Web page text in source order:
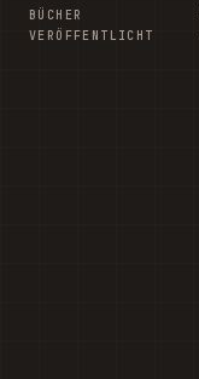
BÜCHER
VERÖFFENTLICHT